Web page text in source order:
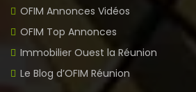
OFIM Annonces Vidéos
OFIM Top Annonces
Immobilier Ouest la Réunion
Le Blog d’OFIM Réunion